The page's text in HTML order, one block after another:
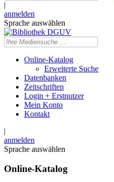
|
anmelden
Sprache auswählen
Online-Katalog
Erweiterte Suche
Datenbanken
Zeitschriften
Login + Erstnutzer
Mein Konto
Kontakt
|
anmelden
Sprache auswählen
Online-Katalog